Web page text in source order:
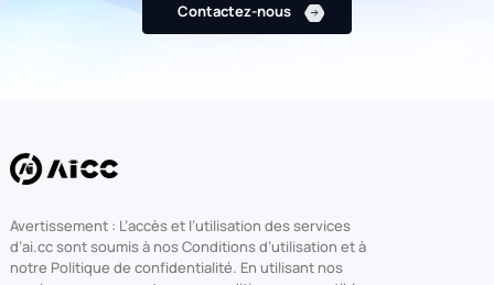
Contactez-nous
Avertissement : L’accès et l’utilisation des services
d’ai.cc sont soumis à nos Conditions d’utilisation et à
notre Politique de confidentialité. En utilisant nos